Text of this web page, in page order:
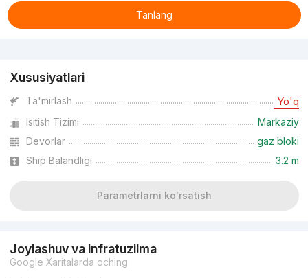
Tanlang
Xususiyatlari
Ta'mirlash Yo'q
Isitish Tizimi
Markaziy
Devorlar
gaz bloki
Ship Balandligi
3.2 m
Parametrlarni ko'rsatish
Joylashuv va infratuzilma
Google Xaritalarda oching